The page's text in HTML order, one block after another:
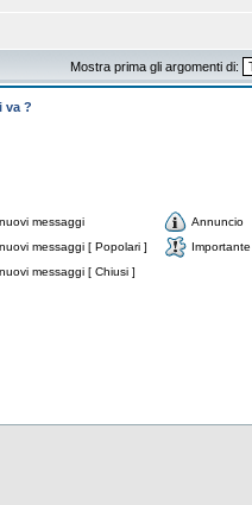
Mostra prima gli argomenti di:
va ?
messaggi
Annuncio
messaggi [ Popolari ]
Importante
messaggi [ Chiusi ]